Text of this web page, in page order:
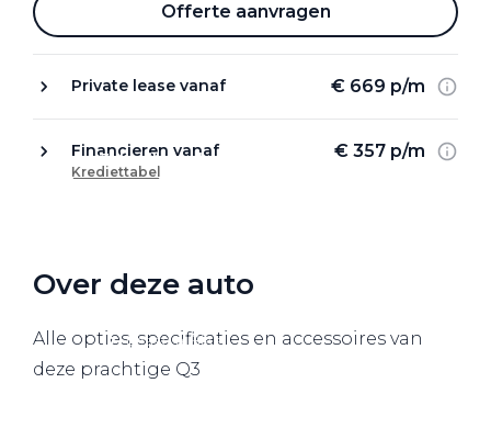
Zakelijke oplossingen
Lease a Bike
Offerte aanvragen
Private lease vanaf € 669 p/m
Financieren vanaf € 357 p/m
Krediettabel
Over deze auto
Alle opties, specificaties en accessoires van
deze prachtige Q3